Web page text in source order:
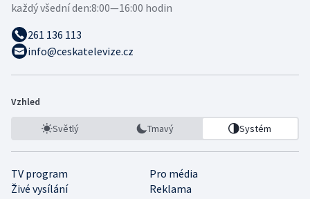
každý všední den:8:00—16:00 hodin
261 136 113
info@ceskatelevize.cz
Vzhled
Světlý Tmavý Systém
TV program
Pro média
Živé vysílání
Reklama